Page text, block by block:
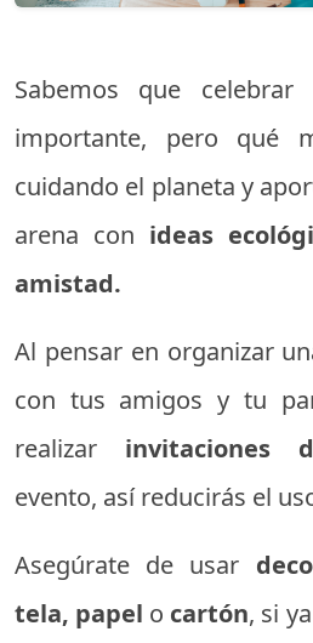
Sabemos que
importante, pero qué
cuidando el planeta y
arena con ideas
amistad.
Al pensar en organizar
con tus amigos y tu
realizar invitaciones
evento, así reducirás el
Asegúrate de usar
tela, papel o cartón, si